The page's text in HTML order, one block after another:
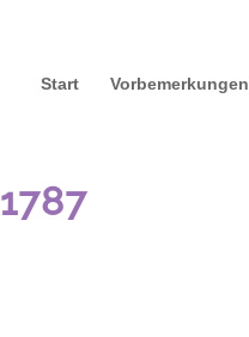
Start Vorbemerkungen